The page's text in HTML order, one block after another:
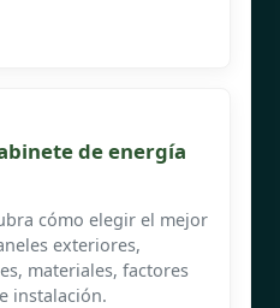
de energía
cómo elegir el mejor
exteriores,
materiales, factores
instalación.